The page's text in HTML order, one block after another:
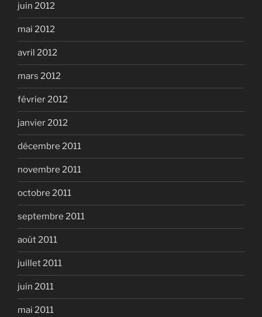
juin 2012
mai 2012
avril 2012
mars 2012
février 2012
janvier 2012
décembre 2011
novembre 2011
octobre 2011
septembre 2011
août 2011
juillet 2011
juin 2011
mai 2011